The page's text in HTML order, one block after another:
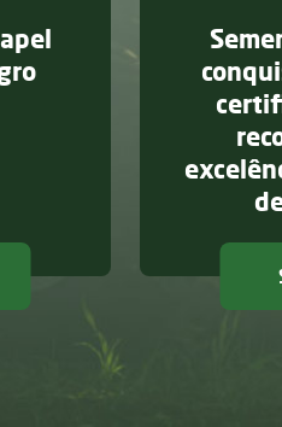
atuação no mercado de
Inovação ganha papel